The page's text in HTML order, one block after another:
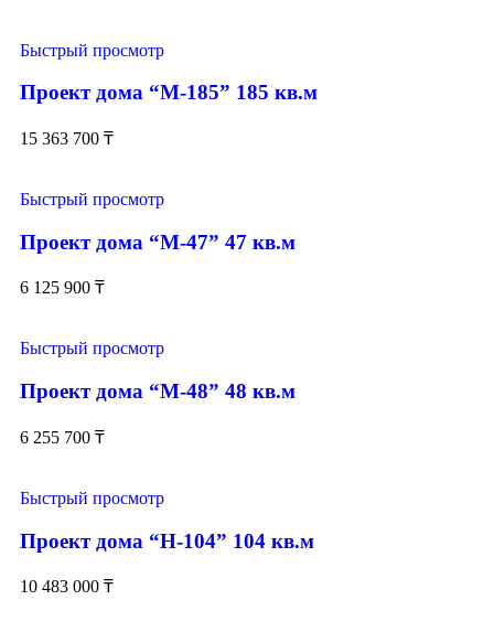
Быстрый просмотр
Проект дома “М-185” 185 кв.м
15 363 700 ₸
Быстрый просмотр
Проект дома “М-47” 47 кв.м
6 125 900 ₸
Быстрый просмотр
Проект дома “М-48” 48 кв.м
6 255 700 ₸
Быстрый просмотр
Проект дома “Н-104” 104 кв.м
10 483 000 ₸